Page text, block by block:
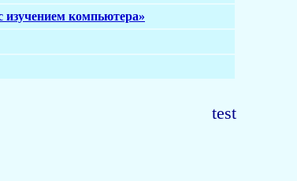
изучением компьютера»
test